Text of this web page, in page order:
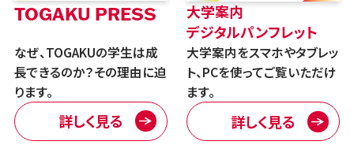
TOGAKU PRESS
なぜ、TOGAKUの学生は成
長できるのか？その理由に迫
ります。
詳しく見る
大学案内
デジタルパンフレット
大学案内をスマホやタブレッ
ト、PCを使ってご覧いただけ
ます。
詳しく見る